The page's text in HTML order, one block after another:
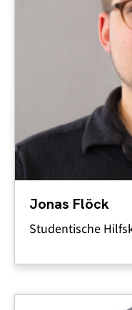
Jonas Flöck
Studentische